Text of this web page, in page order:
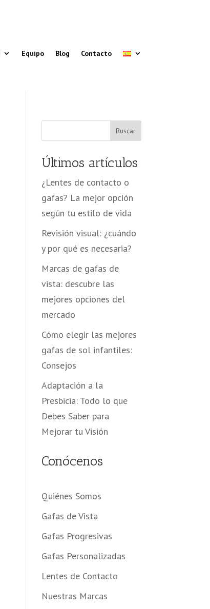
Equipo Blog Contacto
Buscar
Últimos artículos
¿Lentes de contacto o
gafas? La mejor opción
según tu estilo de vida
Revisión visual: ¿cuándo
y por qué es necesaria?
Marcas de gafas de
vista: descubre las
mejores opciones del
mercado
Cómo elegir las mejores
gafas de sol infantiles:
Consejos
Adaptación a la
Presbicia: Todo lo que
Debes Saber para
Mejorar tu Visión
Conócenos
Quiénes Somos
Gafas de Vista
Gafas Progresivas
Gafas Personalizadas
Lentes de Contacto
Nuestras Marcas